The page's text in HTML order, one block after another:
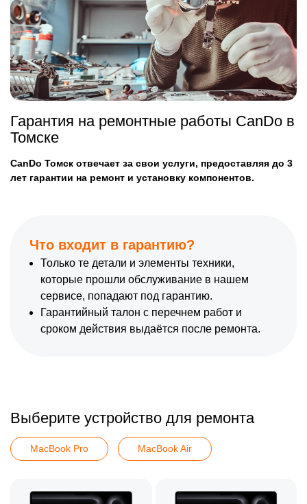
Гарантия на ремонтные работы CanDo в
Томске
CanDo Томск отвечает за свои услуги, предоставляя до 3
лет гарантии на ремонт и установку компонентов.
Что входит в гарантию?
Только те детали и элементы техники,
которые прошли обслуживание в нашем
сервисе, попадают под гарантию.
Гарантийный талон с перечнем работ и
сроком действия выдаётся после ремонта.
Выберите устройство для ремонта
MacBook Pro MacBook Air